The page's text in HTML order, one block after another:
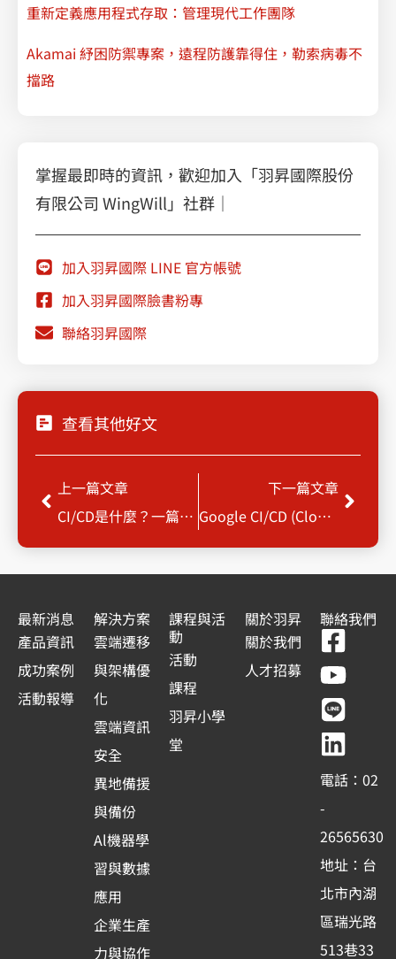
重新定義應用程式存取：管理現代工作團隊
Akamai 紓困防禦專案，遠程防護靠得住，勒索病毒不
擋路
掌握最即時的資訊，歡迎加入「羽昇國際股份
有限公司 WingWill」社群｜
加入羽昇國際 LINE 官方帳號
加入羽昇國際臉書粉專
聯絡羽昇國際
查看其他好文
上一頁
上一篇文章
CI/CD是什麼？一篇認識CI/CD工具及優勢，將日常瑣事自動化
下一篇文章
Google CI/CD (Cloud Build, Cloud Deploy, Cloud Run)
下一
最新消息
產品資訊
成功案例
活動報導
解決方案
雲端遷移
與架構優
化
雲端資訊
安全
異地備援
與備份
Al機器學
習與數據
應用
企業生產
力與協作
課程與活
動
活動
課程
羽昇小學
堂
關於羽昇
關於我們
人才招募
聯絡我們
F
a
c
e
b
o
o
k
-
s
q
u
Y
o
u
t
u
b
e
L
i
n
e
L
i
n
k
e
d
i
n
電話：02
-
26565630
地址：台
北市內湖
區瑞光路
513巷33